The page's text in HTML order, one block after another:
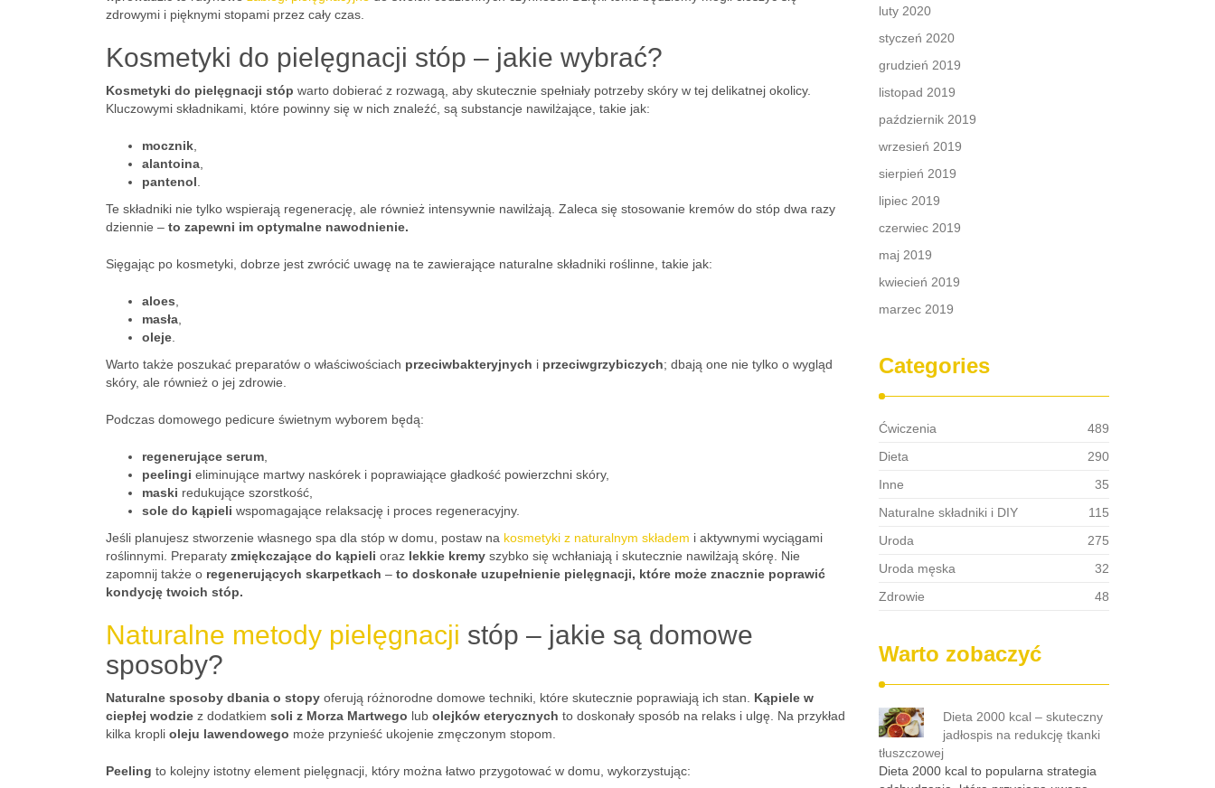
zdrowymi i pięknymi stopami przez cały czas.
Kosmetyki do pielęgnacji stóp – jakie wybrać?
Kosmetyki do pielęgnacji stóp warto dobierać z rozwagą, aby skutecznie spełniały potrzeby skóry w tej delikatnej okolicy.
Kluczowymi składnikami, które powinny się w nich znaleźć, są substancje nawilżające, takie jak:
mocznik
alantoina
pantenol
Te składniki nie tylko wspierają regenerację, ale również intensywnie nawilżają. Zaleca się stosowanie kremów do stóp dwa razy
dziennie – to zapewni im optymalne nawodnienie.
Sięgając po kosmetyki, dobrze jest zwrócić uwagę na te zawierające naturalne składniki roślinne, takie jak:
aloes
masła
oleje
Warto także poszukać preparatów o właściwościach przeciwbakteryjnych i przeciwgrzybiczych; dbają one nie tylko o wygląd
skóry, ale również o jej zdrowie.
Podczas domowego pedicure świetnym wyborem będą:
regenerujące serum
peelingi eliminujące martwy naskórek i poprawiające gładkość powierzchni skóry,
maski redukujące szorstkość,
sole do kąpieli wspomagające relaksację i proces regeneracyjny.
Jeśli planujesz stworzenie własnego spa dla stóp w domu, postaw na kosmetyki z naturalnym składem i aktywnymi wyciągami
roślinnymi. Preparaty zmiękczające do kąpieli oraz lekkie kremy szybko się wchłaniają i skutecznie nawilżają skórę. Nie
zapomnij także o regenerujących skarpetkach – to doskonałe uzupełnienie pielęgnacji, które może znacznie poprawić
kondycję twoich stóp.
Naturalne metody pielęgnacji stóp – jakie są domowe
sposoby?
Naturalne sposoby dbania o stopy oferują różnorodne domowe techniki, które skutecznie poprawiają ich stan. Kąpiele w
ciepłej wodzie z dodatkiem soli z Morza Martwego lub olejków eterycznych to doskonały sposób na relaks i ulgę. Na przykład
kilka kropli oleju lawendowego może przynieść ukojenie zmęczonym stopom.
Peeling to kolejny istotny element pielęgnacji, który można łatwo przygotować w domu, wykorzystując:
luty 2020
styczeń 2020
grudzień 2019
listopad 2019
październik 2019
wrzesień 2019
sierpień 2019
lipiec 2019
czerwiec 2019
maj 2019
kwiecień 2019
marzec 2019
Categories
Ćwiczenia
489
Dieta
290
Inne
35
Naturalne składniki i DIY
115
Uroda
275
Uroda męska
32
Zdrowie
48
Warto zobaczyć
Dieta 2000 kcal – skuteczny
jadłospis na redukcję tkanki
tłuszczowej
Dieta 2000 kcal to popularna strategia